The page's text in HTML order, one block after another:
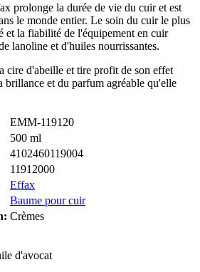
prolonge la durée de vie du cuir et est
le monde entier. Le soin du cuir le plus
et la fiabilité de l'équipement en cuir
lanoline et d'huiles nourrissantes.
cire d'abeille et tire profit de son effet
brillance et du parfum agréable qu'elle
EMM-119120
500 ml
4102460119004
11912000
Effax
Baume pour cuir
Crèmes
d'avocat